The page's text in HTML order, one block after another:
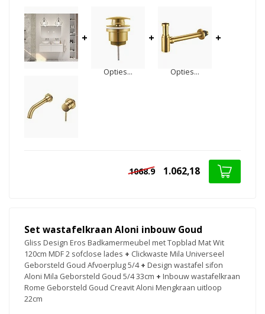
+
Opties...
+
Opties...
+
1068.9 1.062,18
Set wastafelkraan Aloni inbouw Goud
Gliss Design Eros Badkamermeubel met Topblad Mat Wit
120cm MDF 2 sofclose lades + Clickwaste Mila Universeel
Geborsteld Goud Afvoerplug 5/4 + Design wastafel sifon
Aloni Mila Geborsteld Goud 5/4 33cm + Inbouw wastafelkraan
Rome Geborsteld Goud Creavit Aloni Mengkraan uitloop
22cm